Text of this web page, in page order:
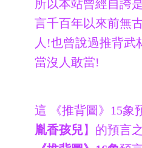
所以本站曾經自誇
言千百年以來前無
人!也曾說過推背武
當沒人敢當!
這 《推背圖》15象
胤香孩兒】的預言